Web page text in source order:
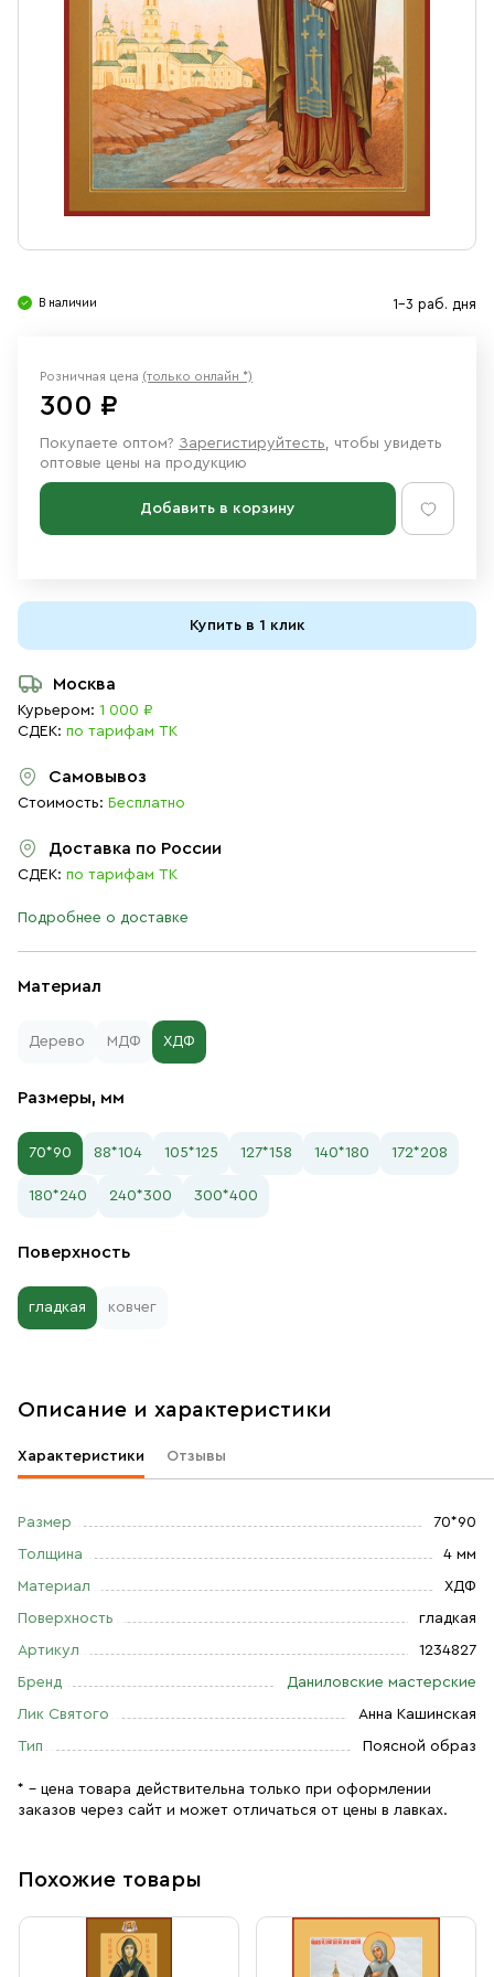
Ювелирные изделия
В наличии 1-3 раб. дня
Материал
Дерево МДФ ХДФ
Размеры, мм
70*90 88*104 105*125 127*158 140*180 172*208
180*240 240*300 300*400
Поверхность
гладкая ковчег
Розничная цена (только онлайн *)
300 ₽
Покупаете оптом? Зарегистируйтесть, чтобы увидеть
оптовые цены на продукцию
Добавить в корзину
Купить в 1 клик
Москва
Курьером: 1 000 ₽
СДЕК: по тарифам ТК
Самовывоз
Стоимость: Бесплатно
Доставка по России
СДЕК: по тарифам ТК
Подробнее о доставке
Описание и характеристики
Характеристики Отзывы
Размер 70*90
Толщина 4 мм
Материал ХДФ
Поверхность гладкая
Артикул 1234827
Бренд Даниловские мастерские
Лик Святого Анна Кашинская
Тип Поясной образ
* – цена товара действительна только при оформлении
заказов через сайт и может отличаться от цены в лавках.
Похожие товары